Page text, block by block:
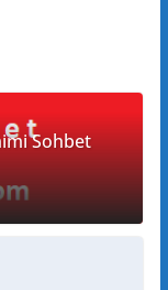
Sohbet